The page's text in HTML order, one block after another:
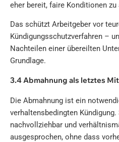
eher bereit, faire Konditionen zu
Das schützt Arbeitgeber vor
Kündigungsschutzverfahren –
Nachteilen einer übereilten
Grundlage.
3.4 Abmahnung als letztes
Die Abmahnung ist ein
verhaltensbedingten
nachvollziehbar und
ausgesprochen, ohne dass